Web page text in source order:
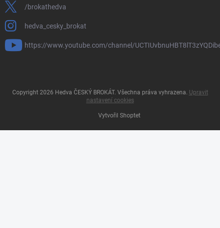
/brokathedva
hedva_cesky_brokat
https://www.youtube.com/channel/
Vytvořil Shoptet
Copyright 2026 Hedva ČESKÝ BROKÁT. Všechna práva vyhrazena. Upravit
nastavení cookies